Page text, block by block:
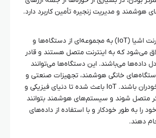
هوشمند و مدیریت زنجیره تأمین کاربرد دارد.
از سوی دیگر، اینترنت اشیا (IoT) به مجموعه‌ای از دستگاه‌ها و
می‌شود که به اینترنت متصل هستند و قادر
داده‌ها می‌باشند. این دستگاه‌ها می‌توانند
خانگی هوشمند، تجهیزات صنعتی و
حتی خودروهای خودران باشند. IoT باعث شده تا دنیای فیزیکی و
متصل شوند و سیستم‌های هوشمند بتوانند
را به طور خودکار و با استفاده از داده‌های
دهند.